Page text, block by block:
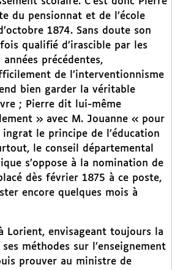
du pensionnat et de l’école
1874. Sans doute son
qualifié d’irascible par les
précédentes,
de l’interventionnisme
bien garder la véritable
; Pierre dit lui-même
» avec M. Jouanne « pour
le principe de l’éducation
le conseil départemental
s’oppose à la nomination de
dès février 1875 à ce poste,
encore quelques mois à
Lorient, envisageant toujours la
méthodes sur l’enseignement
prouver au ministre de